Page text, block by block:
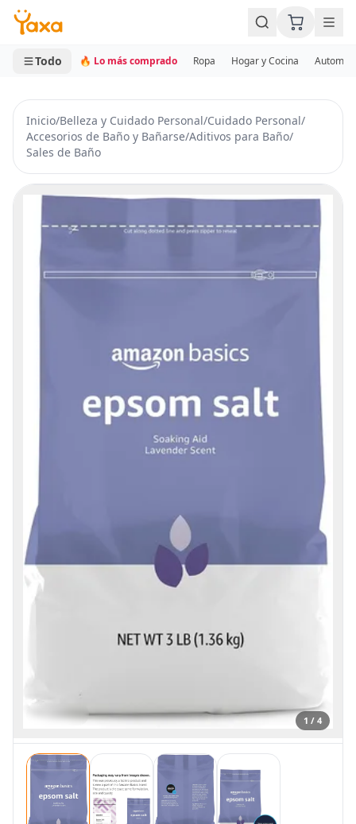
MINI CARRITO
0 productos
Todo 🔥 Lo más comprado Ropa Hogar y Cocina
Inicio/Belleza y Cuidado Personal/Cuidado Personal/
Accesorios de Baño y Bañarse/Aditivos para Baño/
Sales de Baño
1 / 4